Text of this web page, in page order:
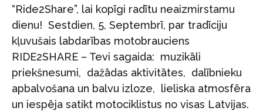
“Ride2Share”, lai kopīgi radītu neaizmirstamu
dienu! Sestdien, 5, Septembrī, par tradīciju
kļuvušais labdarības motobrauciens
RIDE2SHARE – Tevi sagaida: muzikāli
priekšnesumi, dažādas aktivitātes, dalībnieku
apbalvošana un balvu izloze, lieliska atmosfēra
un iespēja satikt motociklistus no visas Latvijas.